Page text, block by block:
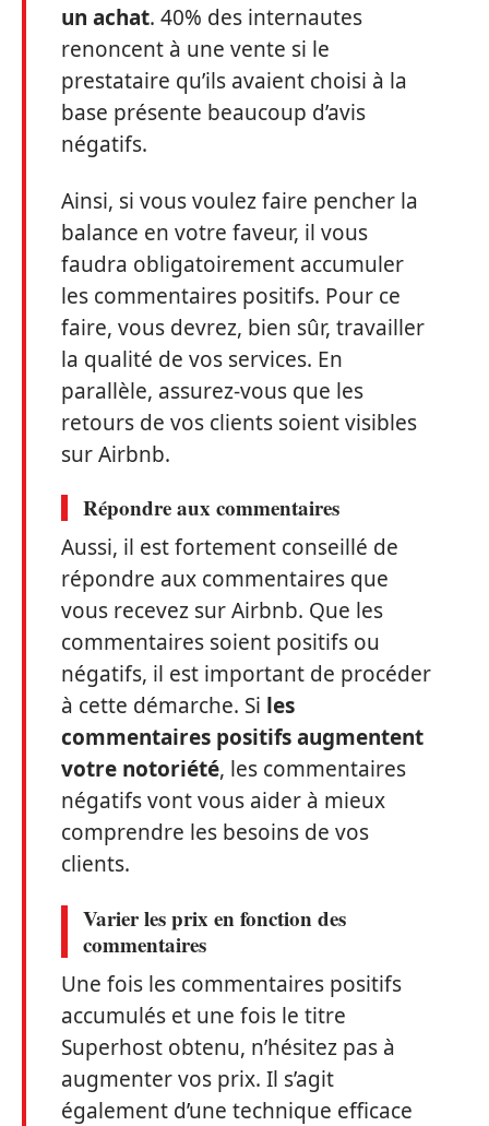
un achat. 40% des internautes
renoncent à une vente si le
prestataire qu’ils avaient choisi à la
base présente beaucoup d’avis
négatifs.
Ainsi, si vous voulez faire pencher la
balance en votre faveur, il vous
faudra obligatoirement accumuler
les commentaires positifs. Pour ce
faire, vous devrez, bien sûr, travailler
la qualité de vos services. En
parallèle, assurez-vous que les
retours de vos clients soient visibles
sur Airbnb.
Répondre aux commentaires
Aussi, il est fortement conseillé de
répondre aux commentaires que
vous recevez sur Airbnb. Que les
commentaires soient positifs ou
négatifs, il est important de procéder
à cette démarche. Si les
commentaires positifs augmentent
votre notoriété, les commentaires
négatifs vont vous aider à mieux
comprendre les besoins de vos
clients.
Varier les prix en fonction des
commentaires
Une fois les commentaires positifs
accumulés et une fois le titre
Superhost obtenu, n’hésitez pas à
augmenter vos prix. Il s’agit
également d’une technique efficace